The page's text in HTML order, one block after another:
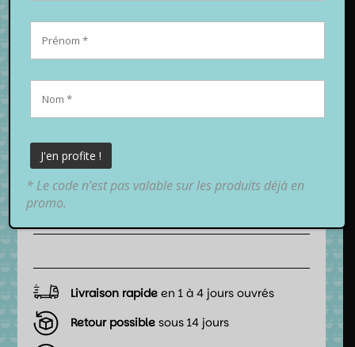
📦 Date de livraison estimée :
entre
Livraison rapide en 1 à 4 jours ouvrés
Retour possible sous 14 jours
* Le code n’est pas valable sur les produits déjà en
promo.